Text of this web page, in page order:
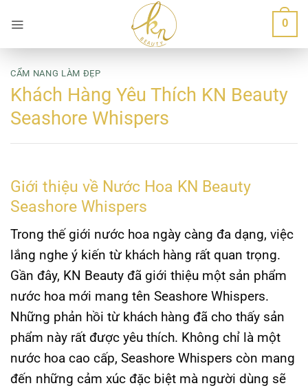
qua
nội
dung
0
CẨM NANG LÀM ĐẸP
Khách Hàng Yêu Thích KN Beauty
Seashore Whispers
Giới thiệu về Nước Hoa KN Beauty
Seashore Whispers
Trong thế giới nước hoa ngày càng đa dạng, việc
lắng nghe ý kiến từ khách hàng rất quan trọng.
Gần đây, KN Beauty đã giới thiệu một sản phẩm
nước hoa mới mang tên Seashore Whispers.
Những phản hồi từ khách hàng đã cho thấy sản
phẩm này rất được yêu thích. Không chỉ là một
nước hoa cao cấp, Seashore Whispers còn mang
đến những cảm xúc đặc biệt mà người dùng sẽ